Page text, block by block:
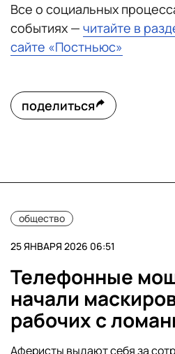
Все о социальных
событиях — читайте в
сайте «Постньюс»
поделиться
общество
25 ЯНВАРЯ 2026 06:51
Телефонные
начали
рабочих с
Аферисты выдают себя за